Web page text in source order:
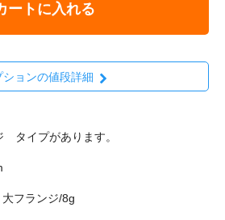
ートに入れる
ションの値段詳細
タイプがあります。
フランジ/8g